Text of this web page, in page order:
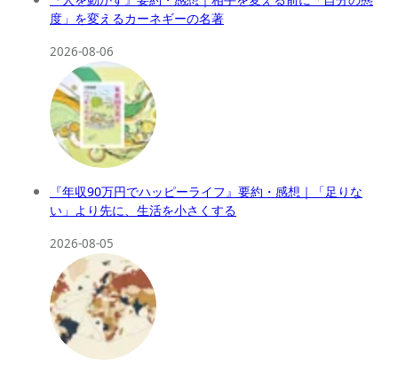
度」を変えるカーネギーの名著
2026-08-06
『年収90万円でハッピーライフ』要約・感想｜「足りな
い」より先に、生活を小さくする
2026-08-05